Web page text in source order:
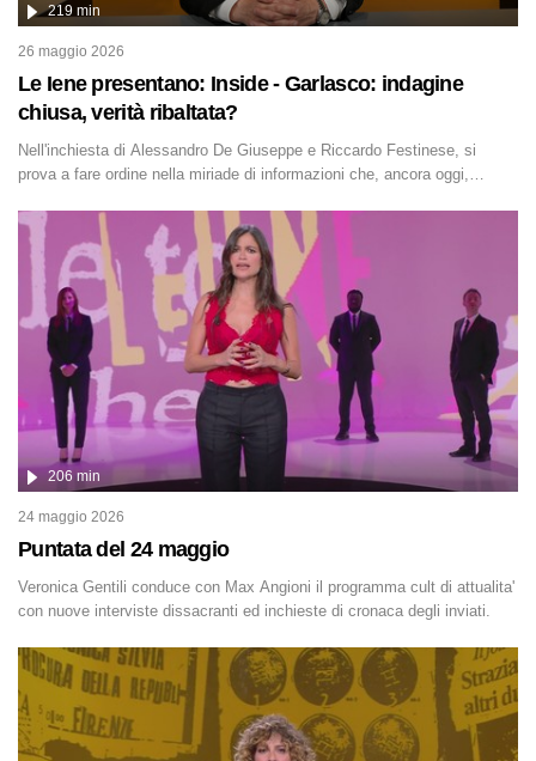
Le Iene presentano: Inside - Garlasco: indagine
chiusa, verità ribaltata?
219 min
26 maggio 2026
Nell'inchiesta di Alessandro De Giuseppe e Riccardo Festinese, si
prova a fare ordine nella miriade di informazioni che, ancora oggi,
discusse degli ultimi anni. Lo speciale ricostruisce la vicenda mettendo
in fila testimonianze, errori, dettagli controversi e i protagonisti di
un'indagine che sembra non avere fine.
Puntata del 24 maggio
206 min
24 maggio 2026
Veronica Gentili conduce con Max Angioni il programma cult di attualita'
con nuove interviste dissacranti ed inchieste di cronaca degli inviati.